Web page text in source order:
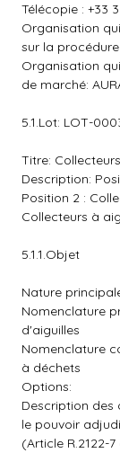
Télécopie : +33
Organisation
sur la
Organisation
de marché:
5.1.Lot: LOT-
Titre:
Description:
Position 2 :
Collecteurs à
5.1.1.Objet
Nature
Nomenclature
d'aiguilles
Nomenclature
à déchets
Options:
Description des
le pouvoir
(Article R.2122-